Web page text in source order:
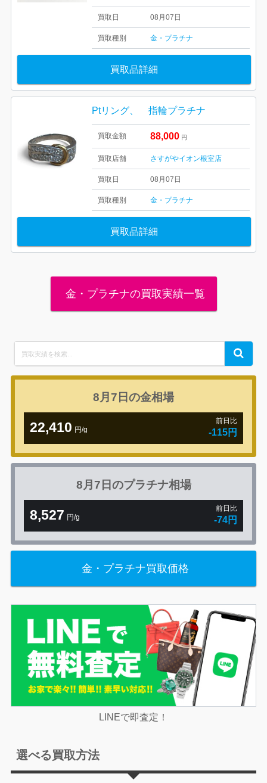
買取日 08月07日
買取種別 金・プラチナ
買取品詳細
Ptリング、 指輪プラチナ
買取金額 88,000 円
買取店舗 さすがやイオン根室店
買取日 08月07日
買取種別 金・プラチナ
買取品詳細
金・プラチナの買取実績一覧
for:
Search
8月7日の金相場
22,410 円/g
前日比
-115円
8月7日のプラチナ相場
8,527 円/g
前日比
-74円
金・プラチナ買取価格
LINEで即査定！
選べる買取方法